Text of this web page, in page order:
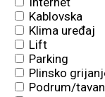
Kablovska
Klima uređaj
Lift
Parking
Plinsko
Podrum/tavan